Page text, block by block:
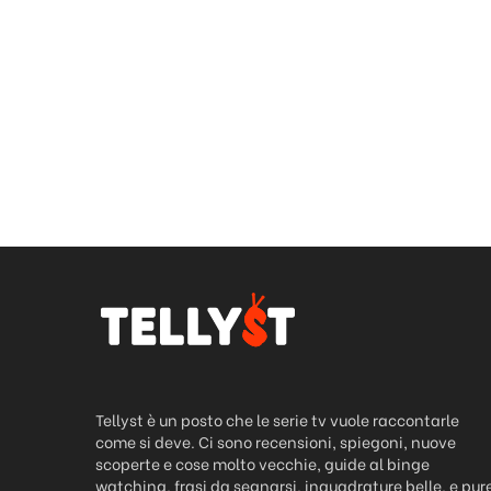
Tellyst è un posto che le serie tv vuole raccontarle
come si deve. Ci sono recensioni, spiegoni, nuove
scoperte e cose molto vecchie, guide al binge
watching, frasi da segnarsi, inquadrature belle, e